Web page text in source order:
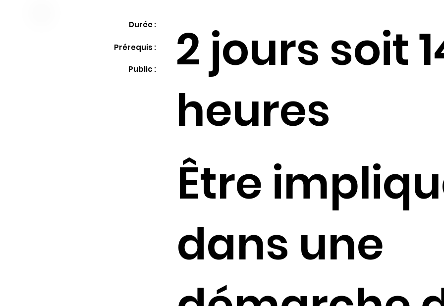
Durée :
Prérequis :
Public :
2 jours soit
heures
Être
dans une